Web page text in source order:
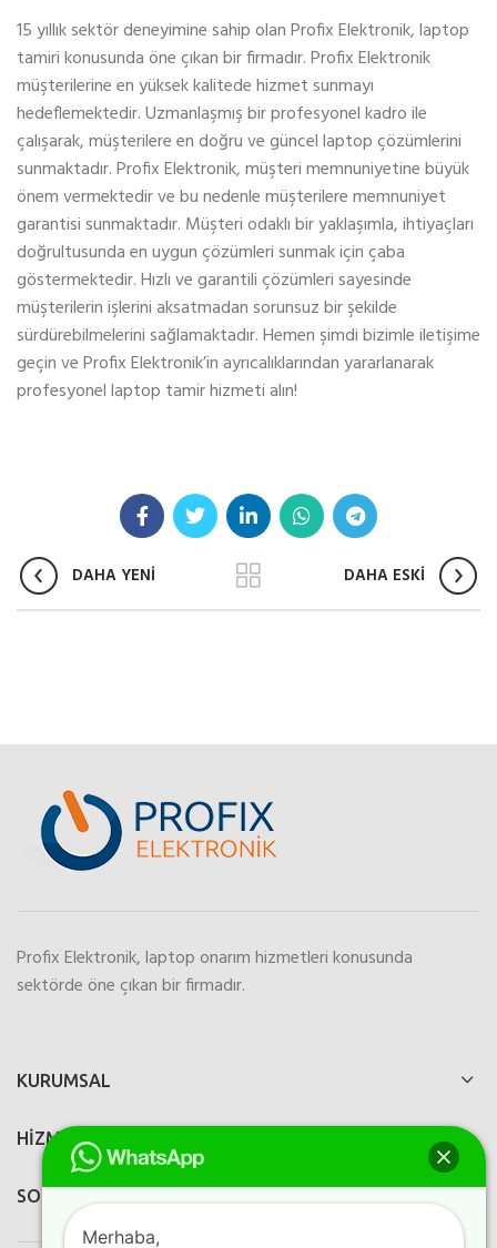
15 yıllık sektör deneyimine sahip olan Profix Elektronik, laptop
tamiri konusunda öne çıkan bir firmadır. Profix Elektronik
müşterilerine en yüksek kalitede hizmet sunmayı
hedeflemektedir. Uzmanlaşmış bir profesyonel kadro ile
çalışarak, müşterilere en doğru ve güncel laptop çözümlerini
sunmaktadır. Profix Elektronik, müşteri memnuniyetine büyük
önem vermektedir ve bu nedenle müşterilere memnuniyet
garantisi sunmaktadır. Müşteri odaklı bir yaklaşımla, ihtiyaçları
doğrultusunda en uygun çözümleri sunmak için çaba
göstermektedir. Hızlı ve garantili çözümleri sayesinde
müşterilerin işlerini aksatmadan sorunsuz bir şekilde
sürdürebilmelerini sağlamaktadır. Hemen şimdi bizimle iletişime
geçin ve Profix Elektronik’in ayrıcalıklarından yararlanarak
profesyonel laptop tamir hizmeti alın!
DAHA YENİ DAHA ESKİ
Profix Elektronik, laptop onarım hizmetleri konusunda
sektörde öne çıkan bir firmadır.
KURUMSAL
HİZMETLERİMİZ
SOSYAL MEDYA
Merhaba,